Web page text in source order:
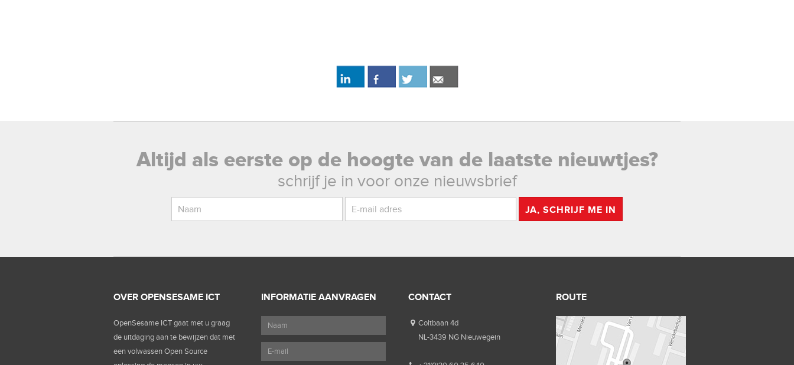
Altijd als eerste op de hoogte van de laatste nieuwtjes?
schrijf je in voor onze nieuwsbrief
JA, SCHRIJF ME IN
OVER OPENSESAME ICT
OpenSesame ICT gaat met u graag
de uitdaging aan te bewijzen dat met
een volwassen Open Source
INFORMATIE AANVRAGEN CONTACT
Coltbaan 4d
NL-3439 NG Nieuwegein
ROUTE